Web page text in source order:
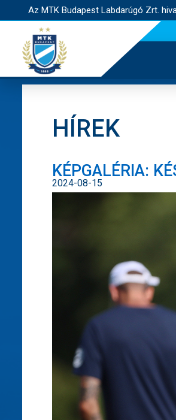
Az MTK Budapest Labdarúgó Zrt.
HÍREK
KÉPGALÉRIA:
2024-08-15